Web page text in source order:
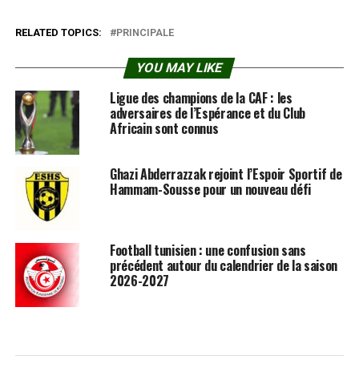
RELATED TOPICS: PRINCIPALE
YOU MAY LIKE
Ligue des champions de la CAF : les
adversaires de l’Espérance et du Club
Africain sont connus
Ghazi Abderrazzak rejoint l’Espoir Sportif de
Hammam-Sousse pour un nouveau défi
Football tunisien : une confusion sans
précédent autour du calendrier de la saison
2026-2027